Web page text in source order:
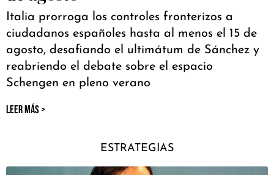
Italia prorroga los controles fronterizos a
ciudadanos españoles hasta al menos el 15 de
agosto, desafiando el ultimátum de Sánchez y
reabriendo el debate sobre el espacio
Schengen en pleno verano
LEER MÁS >
ESTRATEGIAS